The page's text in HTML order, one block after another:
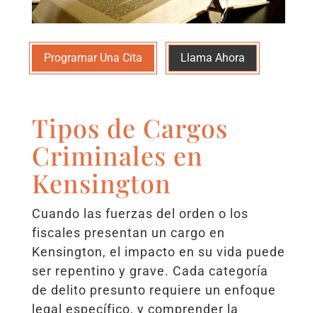
Programar Una Cita Llama Ahora
Tipos de Cargos
Criminales en
Kensington
Cuando las fuerzas del orden o los
fiscales presentan un cargo en
Kensington, el impacto en su vida puede
ser repentino y grave. Cada categoría
de delito presunto requiere un enfoque
legal específico, y comprender la